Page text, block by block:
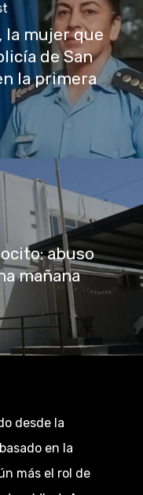
la mujer que
de San
la primera
abuso
mañana
desde la
en la
más el rol de